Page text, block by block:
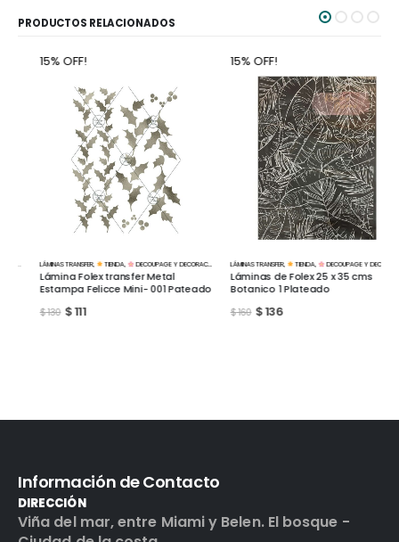
PRODUCTOS RELACIONADOS
15% OFF!
LÁMINAS TRANSFER, TIENDA, DECOUPAGE Y DECORACIÓN
Lámina Folex transfer Metal
Estampa Felicce Mini- 001 Pateado
$111
15% OFF!
LÁMINAS TRANSFER, TIENDA, DECOUPAGE Y DECORACIÓN
Láminas de Folex 25 x 35 cms
Botanico 1 Plateado
$136
Información de Contacto
DIRECCIÓN
Viña del mar, entre Miami y Belen. El bosque -